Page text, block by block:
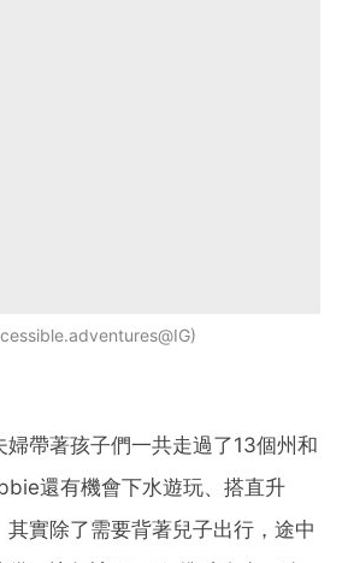
帶著孩子們一共走過了13個州和
還有機會下水遊玩、搭直升
實除了需要背著兒子出行，途中